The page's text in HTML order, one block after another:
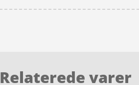
Relaterede varer